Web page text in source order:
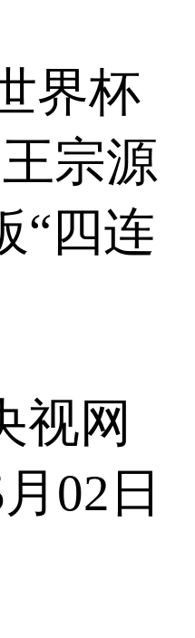
界杯
宗源
“四连
视网
02日